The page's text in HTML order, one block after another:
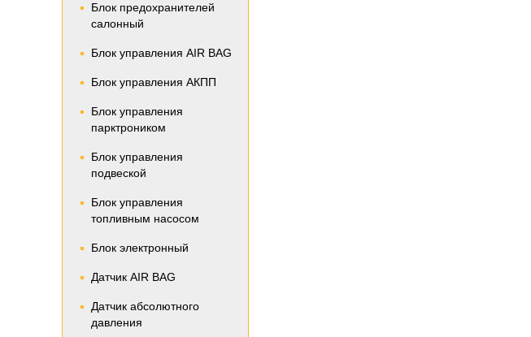
Блок предохранителей
салонный
Блок управления AIR BAG
Блок управления АКПП
Блок управления
парктроником
Блок управления
подвеской
Блок управления
топливным насосом
Блок электронный
Датчик AIR BAG
Датчик абсолютного
давления